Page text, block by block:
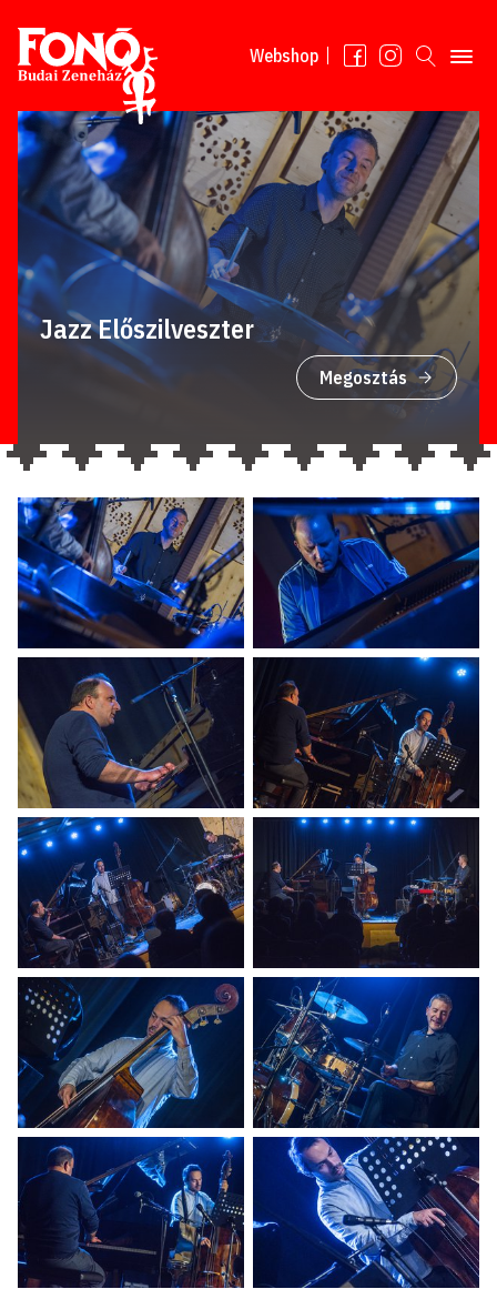
Tovább a tartalomhoz
Webshop
Jazz Előszilveszter
Megosztás